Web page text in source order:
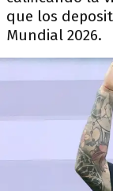
que los
Mundial 2026.